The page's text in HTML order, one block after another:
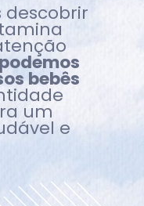
descobrir
podemos
bebês
um
e